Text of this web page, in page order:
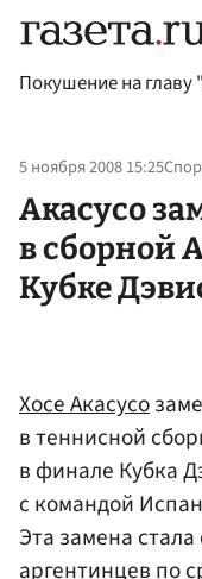
Покушение на
5 ноября 2008 15:25
Акасусо
в сборной
Кубке
Хосе Акасусо
в теннисной
в финале Кубка
с командой
Эта замена
аргентинцев по